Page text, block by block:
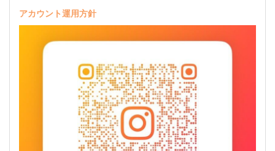
アカウント運用方針